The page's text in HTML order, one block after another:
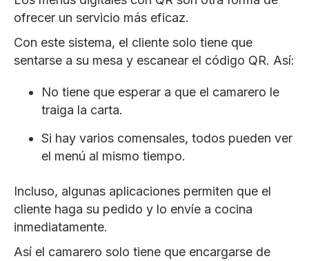
ofrecer un servicio más eficaz.
Con este sistema, el cliente solo tiene que
sentarse a su mesa y escanear el código QR. Así:
No tiene que esperar a que el camarero le
traiga la carta.
Si hay varios comensales, todos pueden ver
el menú al mismo tiempo.
Incluso, algunas aplicaciones permiten que el
cliente haga su pedido y lo envíe a cocina
inmediatamente.
Así el camarero solo tiene que encargarse de